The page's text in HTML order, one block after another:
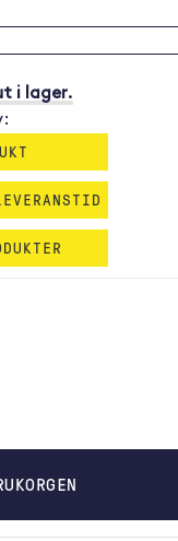
i lager.